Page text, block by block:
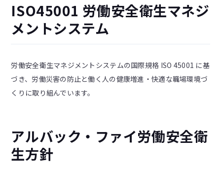
ISO45001 労働安全衛生マネジ
メントシステム
労働安全衛生マネジメントシステムの国際規格 ISO 45001 に基
づき、労働災害の防止と働く人の健康増進・快適な職場環境づ
くりに取り組んでいます。
アルバック・ファイ労働安全衛
生方針